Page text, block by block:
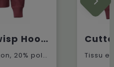
Cutter & Buck Twisp Hood Full Zip ladies
Tissu extérieur: 80% coton, 20% polyester